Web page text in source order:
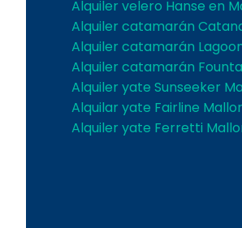
Alquiler velero Hanse en
Alquiler catamarán
Alquiler catamarán
Alquiler catamarán
Alquiler yate Sunseeker
Alquilar yate Fairline
Alquiler yate Ferretti